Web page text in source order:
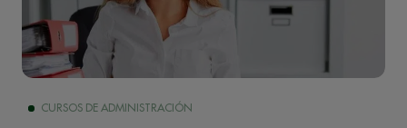
CURSOS DE ADMINISTRACIÓN